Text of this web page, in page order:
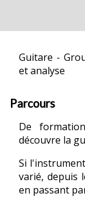
Guitare -
et analyse
Parcours
De
découvre la
Si
varié, depuis
en passant